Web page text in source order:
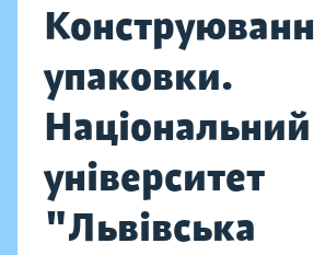
упаковки.
Національний
університет
"Львівська